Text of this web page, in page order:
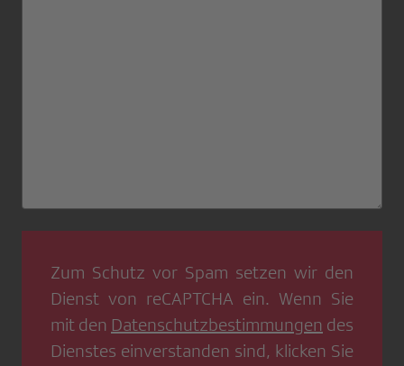
Zum Schutz vor Spam setzen wir den
Dienst von reCAPTCHA ein. Wenn Sie
mit den Datenschutzbestimmungen des
Dienstes einverstanden sind, klicken Sie